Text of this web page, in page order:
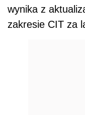
wynika z
zakresie CIT za